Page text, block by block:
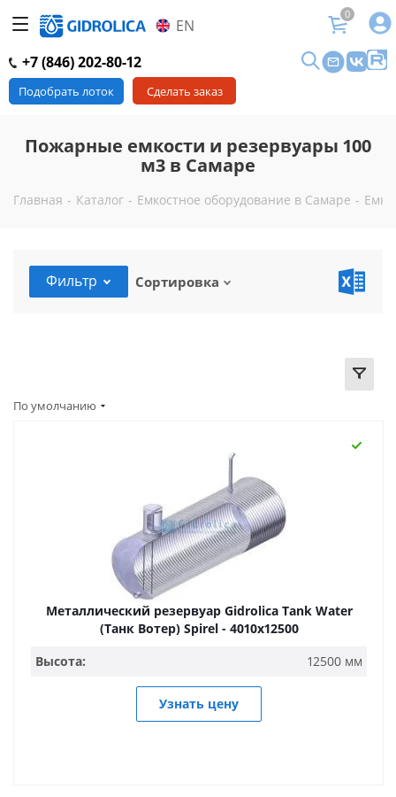
EN
0
+7 (846) 202-80-12
Подобрать лоток Сделать заказ
Пожарные емкости и резервуары 100
м3 в Самаре
Главная - Каталог - Емкостное оборудование в Самаре -
Фильтр Сортировка
По умолчанию
Металлический резервуар Gidrolica Tank Water
(Танк Вотер) Spirel - 4010х12500
Высота:
12500 мм
Узнать цену